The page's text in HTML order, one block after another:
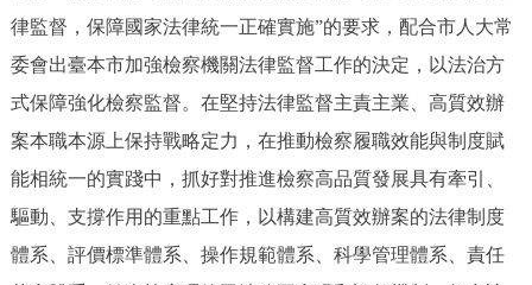
律監督，保障國家法律統一正確實施”的要求，配合市人大常
委會出臺本市加強檢察機關法律監督工作的決定，以法治方
式保障強化檢察監督。在堅持法律監督主責主業、高質效辦
案本職本源上保持戰略定力，在推動檢察履職效能與制度賦
能相統一的實踐中，抓好對推進檢察高品質發展具有牽引、
驅動、支撐作用的重點工作，以構建高質效辦案的法律制度
體系、評價標準體系、操作規範體系、科學管理體系、責任